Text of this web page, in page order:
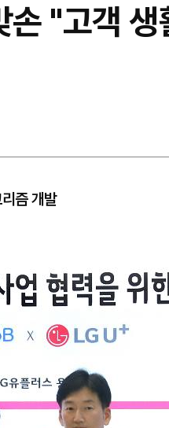
​"고객 생
즘 개발